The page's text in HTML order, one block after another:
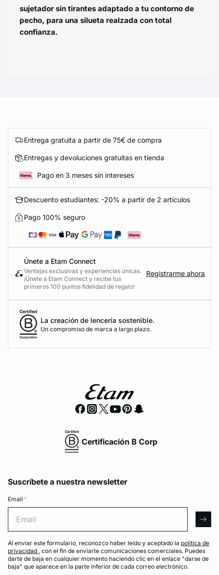
sujetador sin tirantes adaptado a tu contorno de
pecho, para una silueta realzada con total
confianza.
Entrega gratuita a partir de 75€ de compra
Entregas y devoluciones gratuitas en tienda
Pago en 3 meses sin intereses
Descuento estudiantes: -20% a partir de 2 artículos
Pago 100% seguro
Únete a Etam Connect
Ventajas exclusivas y experiencias únicas.
¡Únete a Etam Connect y recibe tus
primeros 100 puntos fidelidad de regalo!
Registrarme ahora
La creación de lencería sostenible.
Un compromiso de marca a largo plazo.
Certificación B Corp
Suscríbete a nuestra newsletter
Email *
Email
Al enviar este formulario, reconozco haber leído y aceptado la política de
privacidad , con el fin de enviarte comunicaciones comerciales. Puedes
darte de baja en cualquier momento haciendo clic en el enlace "darse de
baja" que aparece en la parte inferior de cada correo electrónico.